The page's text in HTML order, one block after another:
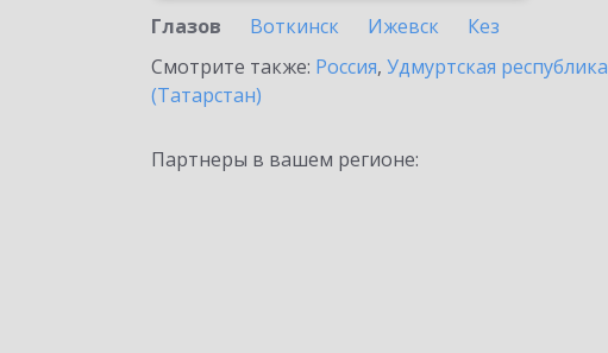
Глазов
Воткинск Ижевск
Кез
Смотрите также: Россия, Удмуртская республика
(Татарстан)
Партнеры в вашем регионе: